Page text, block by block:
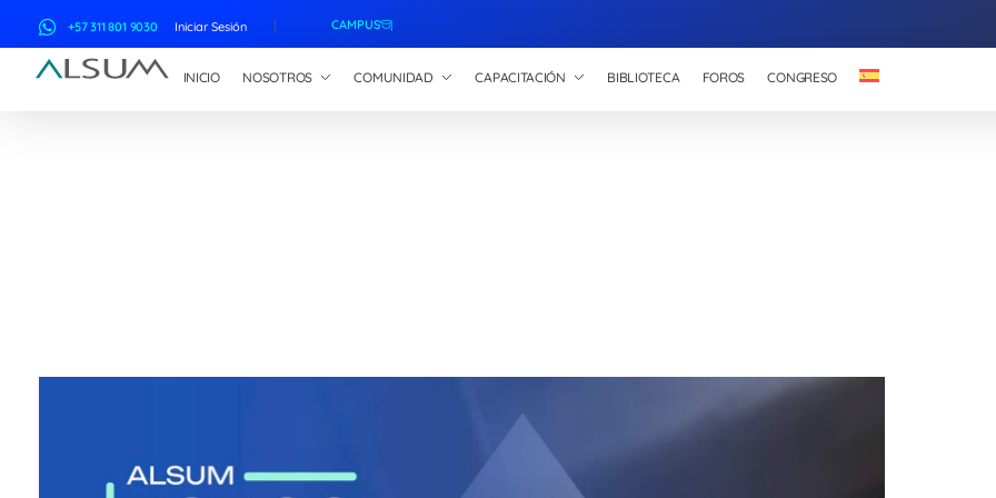
+57 311 801 9030 Iniciar Sesión CAMPUS
INICIO NOSOTROS COMUNIDAD CAPACITACIÓN BIBLIOTECA FOROS CONGRESO